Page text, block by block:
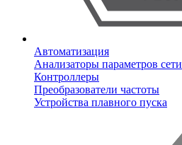
Автоматизация
Анализаторы параметров сети
Контроллеры
Преобразователи частоты
Устройства плавного пуска